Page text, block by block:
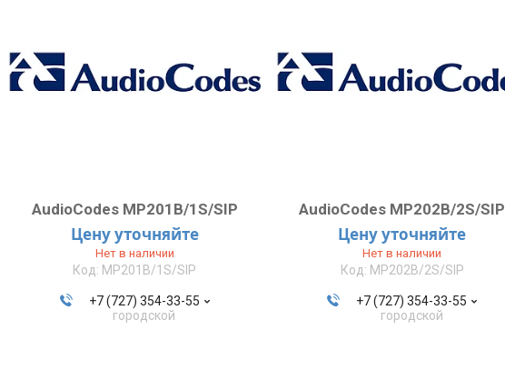
AudioCodes MP201B/1S/SIP
Цену уточняйте
Нет в наличии
MP201B/1S/SIP
+7 (727) 354-33-55
городской
AudioCodes MP202B/2S/SIP
Цену уточняйте
Нет в наличии
MP202B/2S/SIP
+7 (727) 354-33-55
городской